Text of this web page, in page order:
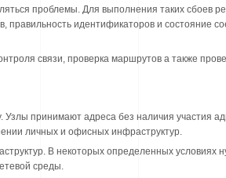
проблемы. Для выполнения таких сбоев
правильность идентификаторов и состояние
связи, проверка маршрутов а также
принимают адреса без наличия участия
личных и офисных инфраструктур.
В некоторых определенных условиях
среды.